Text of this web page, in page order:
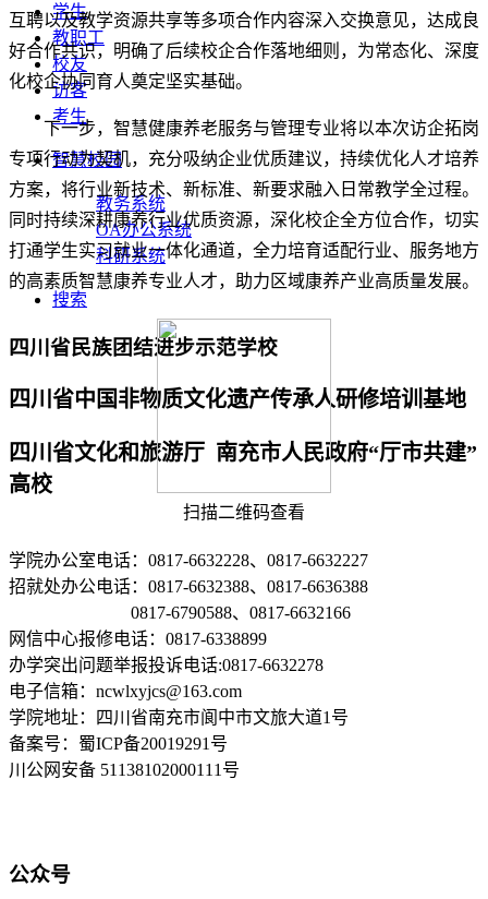
学生
教职工
校友
访客
考生
智慧校园
教务系统
OA办公系统
科研系统
搜索
四川省民族团结进步示范学校
四川省中国非物质文化遗产传承人研修培训基地
四川省文化和旅游厅 南充市人民政府“厅市共建”
高校
互聘以及教学资源共享等多项合作内容深入交换意见，达成良
好合作共识，明确了后续校企合作落地细则，为常态化、深度
化校企协同育人奠定坚实基础。
下一步，智慧健康养老服务与管理专业将以本次访企拓岗
专项行动为契机，充分吸纳企业优质建议，持续优化人才培养
方案，将行业新技术、新标准、新要求融入日常教学全过程。
同时持续深耕康养行业优质资源，深化校企全方位合作，切实
打通学生实习就业一体化通道，全力培育适配行业、服务地方
的高素质智慧康养专业人才，助力区域康养产业高质量发展。
扫描二维码查看
学院办公室电话：0817-6632228、0817-6632227
招就处办公电话：0817-6632388、0817-6636388
0817-6790588、0817-6632166
网信中心报修电话：0817-6338899
办学突出问题举报投诉电话:0817-6632278
电子信箱：ncwlxyjcs@163.com
学院地址：四川省南充市阆中市文旅大道1号
备案号：蜀ICP备20019291号
川公网安备 51138102000111号
公众号